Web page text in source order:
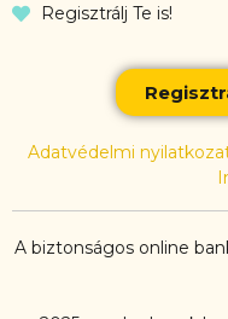
Regisztrálj Te is!
Adatvédelmi
A biztonságos online